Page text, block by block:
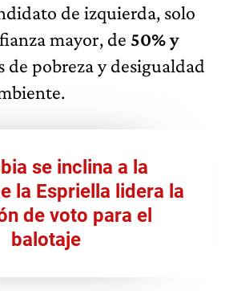
de izquierda, solo
mayor, de 50% y
de pobreza y desigualdad
se inclina a la
la Espriella lidera la
de voto para el
balotaje